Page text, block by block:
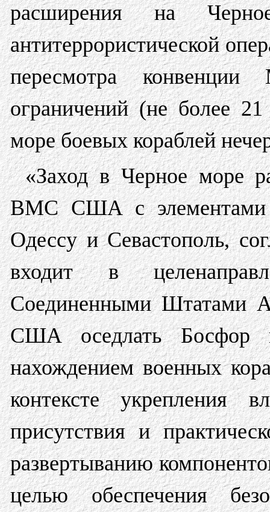
расширения на
антитеррористической
пересмотра
ограничений (не более
море боевых кораблей
«Заход в Черное море
ВМС США с элементами
Одессу и Севастополь,
входит в
Соединенными Штатами
США оседлать Босфор
нахождением военных
контексте укрепления
присутствия и
развертыванию
целью обеспечения